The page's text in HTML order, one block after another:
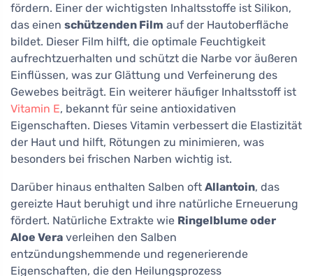
fördern. Einer der wichtigsten Inhaltsstoffe ist Silikon,
das einen schützenden Film auf der Hautoberfläche
bildet. Dieser Film hilft, die optimale Feuchtigkeit
aufrechtzuerhalten und schützt die Narbe vor äußeren
Einflüssen, was zur Glättung und Verfeinerung des
Gewebes beiträgt. Ein weiterer häufiger Inhaltsstoff ist
Vitamin E, bekannt für seine antioxidativen
Eigenschaften. Dieses Vitamin verbessert die Elastizität
der Haut und hilft, Rötungen zu minimieren, was
besonders bei frischen Narben wichtig ist.
Darüber hinaus enthalten Salben oft Allantoin, das
gereizte Haut beruhigt und ihre natürliche Erneuerung
fördert. Natürliche Extrakte wie Ringelblume oder
Aloe Vera verleihen den Salben
entzündungshemmende und regenerierende
Eigenschaften, die den Heilungsprozess